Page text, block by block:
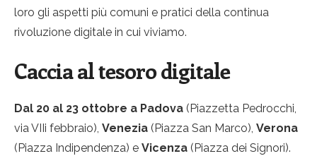
loro gli aspetti più comuni e pratici della continua
rivoluzione digitale in cui viviamo.
Caccia al tesoro digitale
Dal 20 al 23 ottobre a Padova (Piazzetta Pedrocchi,
via VIIi febbraio), Venezia (Piazza San Marco), Verona
(Piazza Indipendenza) e Vicenza (Piazza dei Signori).